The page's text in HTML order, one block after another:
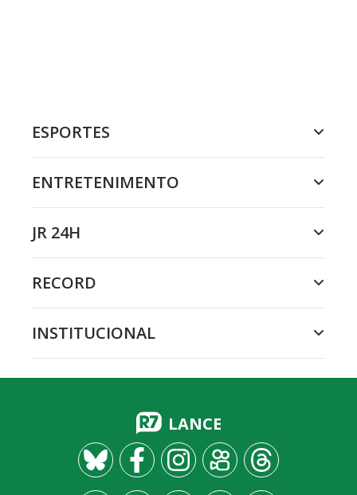
ESPORTES
ENTRETENIMENTO
JR 24H
RECORD
INSTITUCIONAL
LANCE